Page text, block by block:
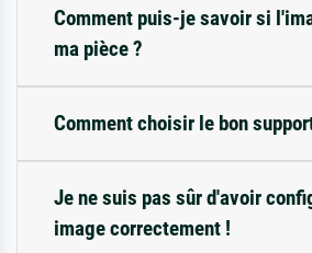
Comment puis-je savoir si
ma pièce ?
Comment choisir le bon
Je ne suis pas sûr d'avoir
image correctement !